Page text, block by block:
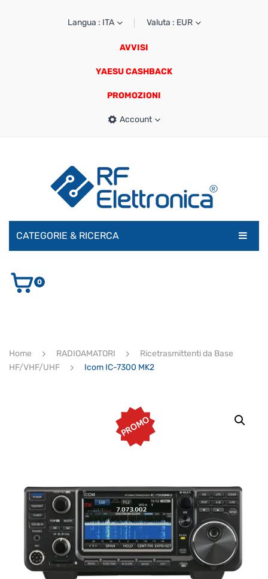
Langua : ITA Valuta : EUR
AVVISI
YAESU CASHBACK
PROMOZIONI
Account
CATEGORIE & RICERCA
AUDIO E VIDEO
ULTIMI ARRIVI
0
Home RADIOAMATORI
Ricetrasmittenti da Base
HF/VHF/UHF
Icom IC-7300 MK2
PROMO